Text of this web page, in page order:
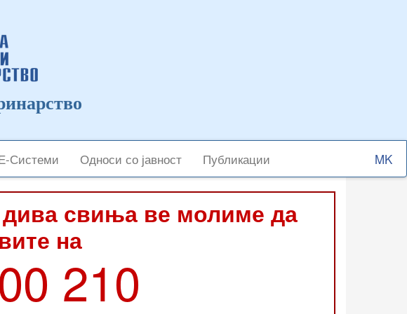
Системи Односи со јавност Публикации
Select
your
дива свиња ве молиме да
на
210